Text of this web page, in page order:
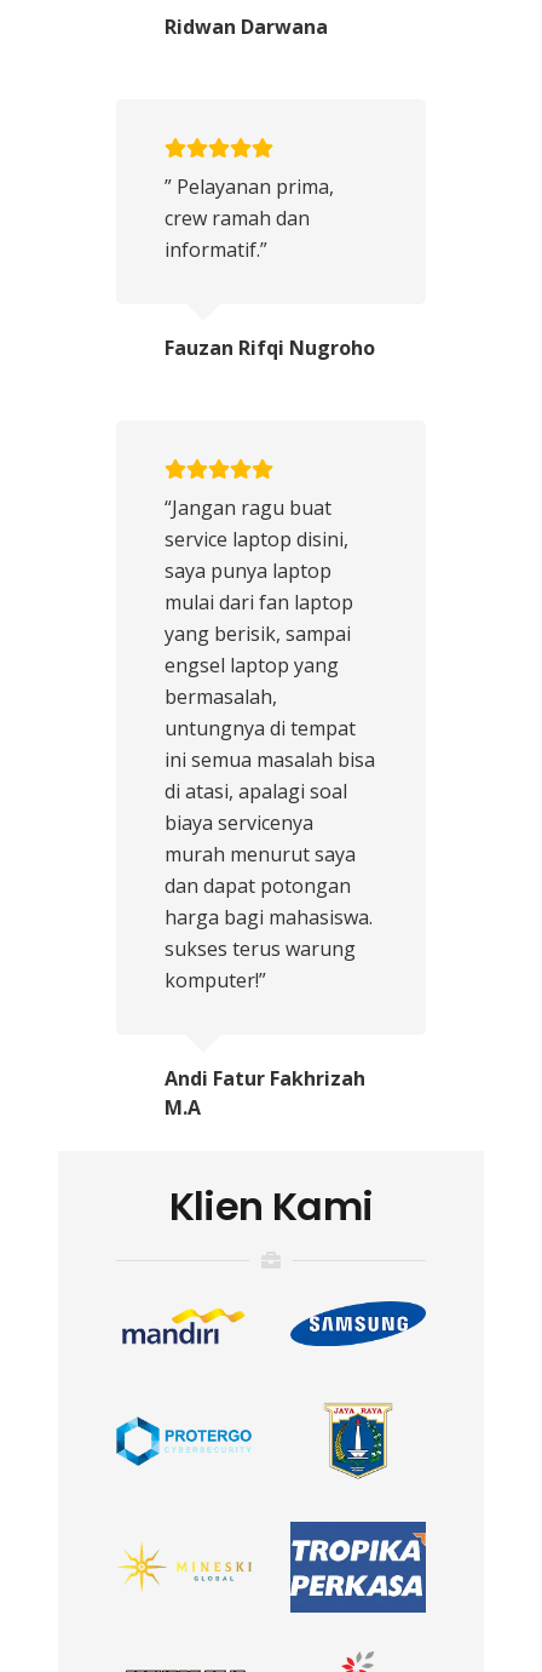
Ridwan Darwana
” Pelayanan prima,
crew ramah dan
informatif.”
Fauzan Rifqi Nugroho
“Jangan ragu buat
service laptop disini,
saya punya laptop
mulai dari fan laptop
yang berisik, sampai
engsel laptop yang
bermasalah,
untungnya di tempat
ini semua masalah bisa
di atasi, apalagi soal
biaya servicenya
murah menurut saya
dan dapat potongan
harga bagi mahasiswa.
sukses terus warung
komputer!”
Andi Fatur Fakhrizah
M.A
Klien Kami